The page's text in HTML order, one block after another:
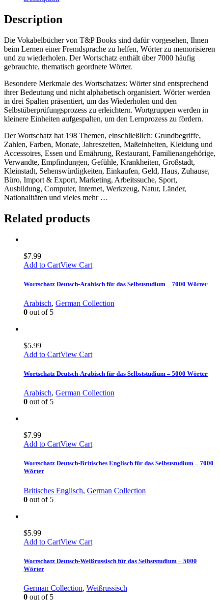
Description
Die Vokabelbücher von T&P Books sind dafür vorgesehen, Ihnen
beim Lernen einer Fremdsprache zu helfen, Wörter zu memorisieren
und zu wiederholen. Der Wortschatz enthält über 7000 häufig
gebrauchte, thematisch geordnete Wörter.
Besondere Merkmale des Wortschatzes: Wörter sind entsprechend
ihrer Bedeutung und nicht alphabetisch organisiert. Wörter werden
in drei Spalten präsentiert, um das Wiederholen und den
Selbstüberprüfungsprozess zu erleichtern. Wortgruppen werden in
kleinere Einheiten aufgespalten, um den Lernprozess zu fördern.
Der Wortschatz hat 198 Themen, einschließlich: Grundbegriffe,
Zahlen, Farben, Monate, Jahreszeiten, Maßeinheiten, Kleidung und
Accessoires, Essen und Ernährung, Restaurant, Familienangehörige,
Verwandte, Empfindungen, Gefühle, Krankheiten, Großstadt,
Kleinstadt, Sehenswürdigkeiten, Einkaufen, Geld, Haus, Zuhause,
Büro, Import & Export, Marketing, Arbeitssuche, Sport,
Ausbildung, Computer, Internet, Werkzeug, Natur, Länder,
Nationalitäten und vieles mehr …
Related products
$7.99
Add to CartView Cart
Wortschatz Deutsch-Arabisch für das Selbststudium – 7000 Wörter
Arabisch, German Collection
0 out of 5
$5.99
Add to CartView Cart
Wortschatz Deutsch-Arabisch für das Selbststudium – 5000 Wörter
Arabisch, German Collection
0 out of 5
$7.99
Add to CartView Cart
Wortschatz Deutsch-Britisches Englisch für das Selbststudium – 7000
Wörter
Britisches Englisch, German Collection
0 out of 5
$5.99
Add to CartView Cart
Wortschatz Deutsch-Weißrussisch für das Selbststudium – 5000
Wörter
German Collection, Weißrussisch
0 out of 5